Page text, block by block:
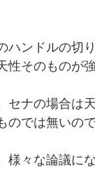
ハンドルの切
性そのものが
セナの場合は
では無いので
様々な論議に